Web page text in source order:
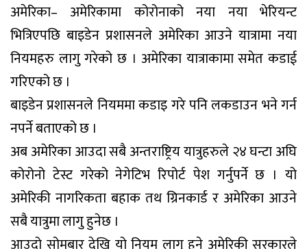
अमेरिका– अमेरिकामा कोरोनाको नया नया भेरियन्ट
भित्रिएपछि बाइडेन प्रशासनले अमेरिका आउने यात्रामा नया
नियमहरु लागु गरेको छ । अमेरिका यात्राकामा समेत कडाई
गरिएको छ ।
बाइडेन प्रशासनले नियममा कडाइ गरे पनि लकडाउन भने गर्न
नपर्ने बताएको छ ।
अब अमेरिका आउदा सबै अन्तराष्ट्रिय यात्रुहरुले २४ घन्टा अघि
कोरोनो टेस्ट गरेको नेगेटिभ रिपोर्ट पेश गर्नुपर्ने छ । यो
अमेरिकी नागरिकता बहाक तथ ग्रिनकार्ड र अमेरिका आउने
सबै यात्रुमा लागु हुनेछ ।